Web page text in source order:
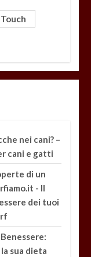
nei cani? –
cani e gatti
di un
- Il
dei tuoi
sua dieta